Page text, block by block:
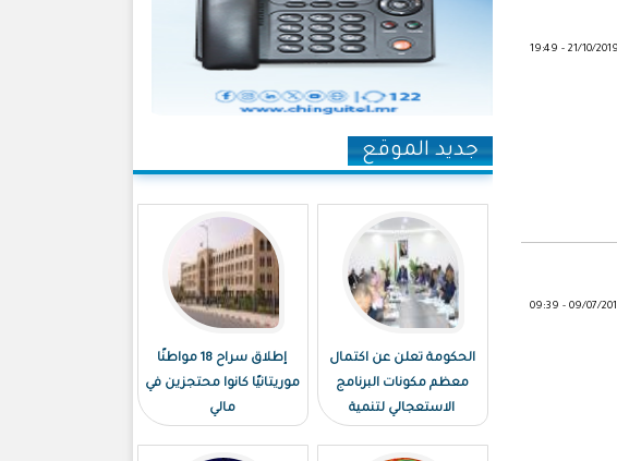
جديد الموقع
الحكومة تعلن عن اكتمال
معظم مكونات البرنامج
الاستعجالي لتنمية
إطلاق سراح 18 مواطنًا
موريتانيًا كانوا محتجزين في
مالي